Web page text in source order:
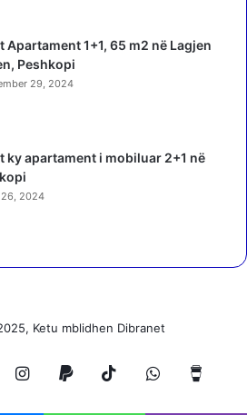
Apartament 1+1, 65 m2 në Lagjen
Peshkopi
29, 2024
ky apartament i mobiluar 2+1 në
2024
Ketu mblidhen Dibranet
Instagram
Paypal TikTokWhatsApp